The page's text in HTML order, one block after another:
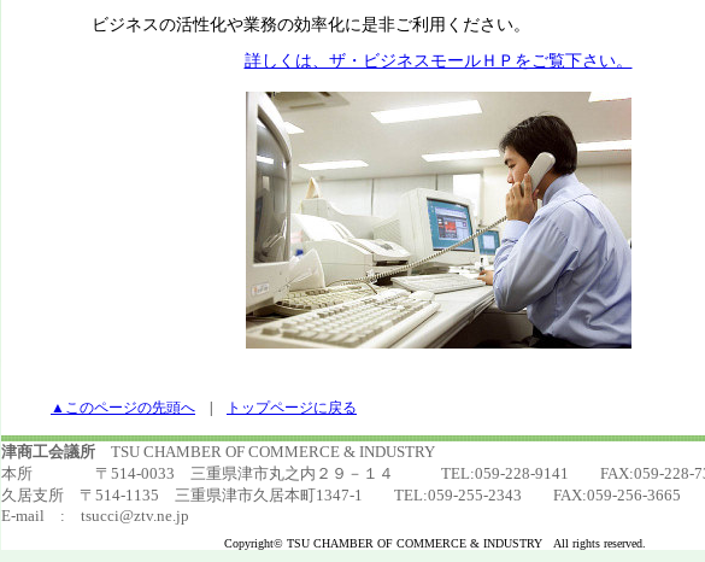
ビジネスの活性化や業務の効率化に是非ご利用ください。
詳しくは、ザ・ビジネスモールＨＰをご覧下さい。
▲このページの先頭へ トップページに戻る
津商工会議所 TSU CHAMBER OF COMMERCE & INDUSTRY
本所 〒514-0033 三重県津市丸之内２９－１４ TEL:059-228-9141 FAX:059-228-
久居支所 〒514-1135 三重県津市久居本町1347-1 TEL:059-255-2343 FAX:059-256-3665
E-mail : tsucci@ztv.ne.jp
Copyright© TSU CHAMBER OF COMMERCE & INDUSTRY All rights reserved.